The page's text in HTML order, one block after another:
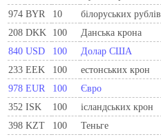
974 BYR 10 білоруських рублів
208 DKK 100 Данська крона
840 USD 100 Долар США
233 EEK 100 естонських крон
978 EUR 100 Євро
352 ISK 100 ісландських крон
398 KZT 100 Теньге